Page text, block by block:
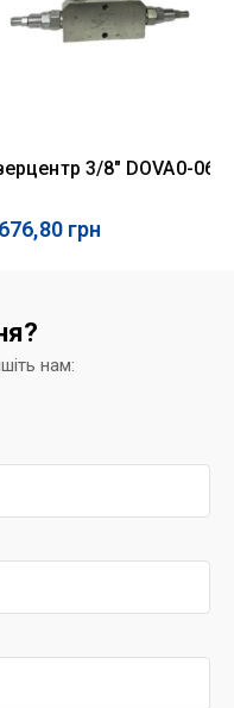
3/8" DOVA0-06
грн
нам: